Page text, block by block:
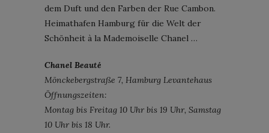
dem Duft und den Farben der Rue Cambon.
Heimathafen Hamburg für die Welt der
Schönheit à la Mademoiselle Chanel …
Chanel Beauté
Mönckebergstraße 7, Hamburg Levantehaus
Öffnungszeiten:
Montag bis Freitag 10 Uhr bis 19 Uhr, Samstag
10 Uhr bis 18 Uhr.